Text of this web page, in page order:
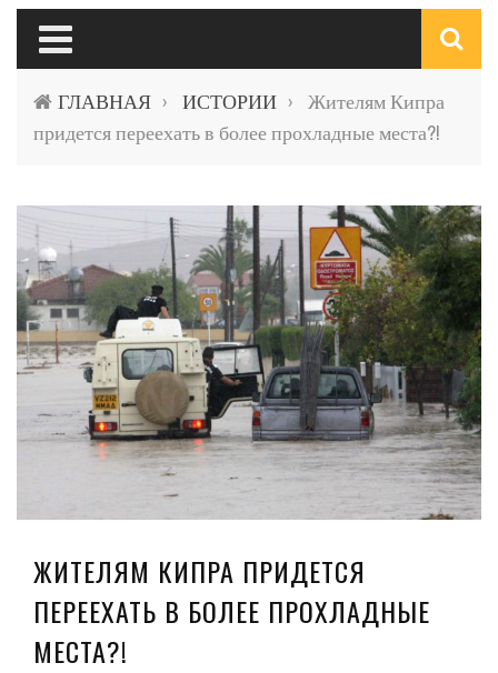
ГЛАВНАЯ › ИСТОРИИ ›
Жителям Кипра
придется переехать в более прохладные места?!
ЖИТЕЛЯМ КИПРА ПРИДЕТСЯ
ПЕРЕЕХАТЬ В БОЛЕЕ ПРОХЛАДНЫЕ
МЕСТА?!